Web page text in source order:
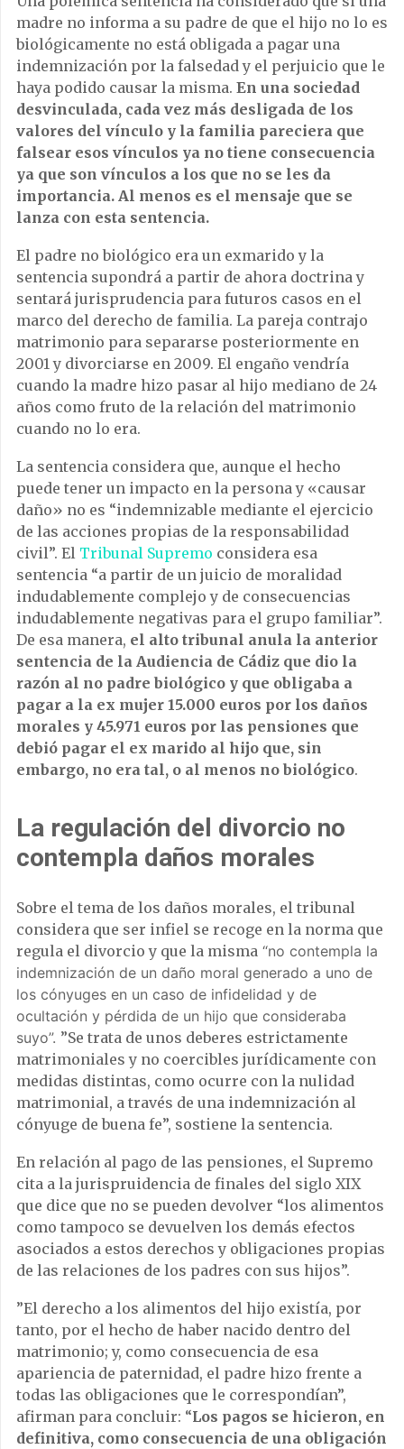
madre no informa a su padre de que el hijo no lo es
biológicamente no está obligada a pagar una
indemnización por la falsedad y el perjuicio que le
haya podido causar la misma. En una sociedad
desvinculada, cada vez más desligada de los
valores del vínculo y la familia pareciera que
falsear esos vínculos ya no tiene consecuencia
ya que son vínculos a los que no se les da
importancia. Al menos es el mensaje que se
lanza con esta sentencia.
El padre no biológico era un exmarido y la
sentencia supondrá a partir de ahora doctrina y
sentará jurisprudencia para futuros casos en el
marco del derecho de familia. La pareja contrajo
matrimonio para separarse posteriormente en
2001 y divorciarse en 2009. El engaño vendría
cuando la madre hizo pasar al hijo mediano de 24
años como fruto de la relación del matrimonio
cuando no lo era.
La sentencia considera que, aunque el hecho
puede tener un impacto en la persona y «causar
daño» no es “indemnizable mediante el ejercicio
de las acciones propias de la responsabilidad
civil”. El Tribunal Supremo considera esa
sentencia “a partir de un juicio de moralidad
indudablemente complejo y de consecuencias
indudablemente negativas para el grupo familiar”.
De esa manera, el alto tribunal anula la anterior
sentencia de la Audiencia de Cádiz que dio la
razón al no padre biológico y que obligaba a
pagar a la ex mujer 15.000 euros por los daños
morales y 45.971 euros por las pensiones que
debió pagar el ex marido al hijo que, sin
embargo, no era tal, o al menos no biológico.
La regulación del divorcio no
contempla daños morales
Sobre el tema de los daños morales, el tribunal
considera que ser infiel se recoge en la norma que
regula el divorcio y que la misma “no contempla la
indemnización de un daño moral generado a uno de
los cónyuges en un caso de infidelidad y de
ocultación y pérdida de un hijo que consideraba
suyo”. ”Se trata de unos deberes estrictamente
matrimoniales y no coercibles jurídicamente con
medidas distintas, como ocurre con la nulidad
matrimonial, a través de una indemnización al
cónyuge de buena fe”, sostiene la sentencia.
En relación al pago de las pensiones, el Supremo
cita a la jurispruidencia de finales del siglo XIX
que dice que no se pueden devolver “los alimentos
como tampoco se devuelven los demás efectos
asociados a estos derechos y obligaciones propias
de las relaciones de los padres con sus hijos”.
”El derecho a los alimentos del hijo existía, por
tanto, por el hecho de haber nacido dentro del
matrimonio; y, como consecuencia de esa
apariencia de paternidad, el padre hizo frente a
todas las obligaciones que le correspondían”,
afirman para concluir: “Los pagos se hicieron, en
definitiva, como consecuencia de una obligación